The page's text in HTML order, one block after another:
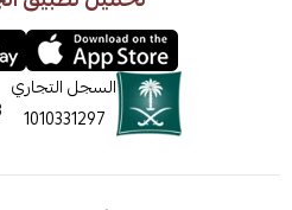
السجل التجاري
1010331297